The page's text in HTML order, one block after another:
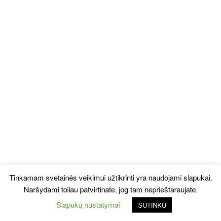
Tinkamam svetainės veikimui užtikrinti yra naudojami slapukai.
Naršydami toliau patvirtinate, jog tam neprieštaraujate.
Slapukų nustatymai
SUTINKU